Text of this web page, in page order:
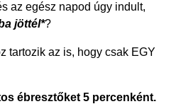
az egész napod úgy indult,
jöttél*?
tartozik az is, hogy csak EGY
ébresztőket 5 percenként.